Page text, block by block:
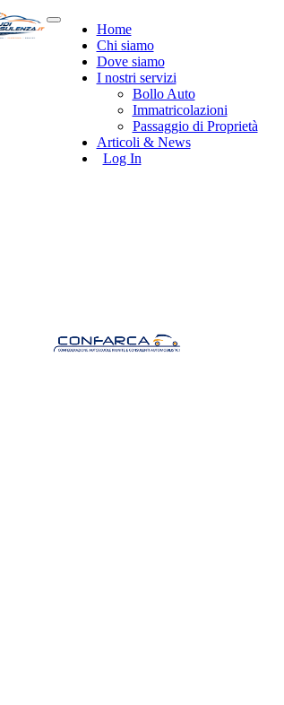
Home
Chi siamo
Dove siamo
I nostri servizi
Bollo Auto
Immatricolazioni
Passaggio di Proprietà
Articoli & News
Log In